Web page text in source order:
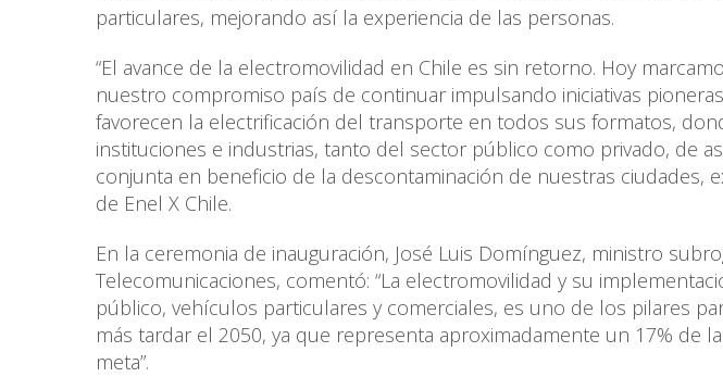
particulares, mejorando así la experiencia de las personas.
“El avance de la electromovilidad en Chile es sin retorno. Hoy
nuestro compromiso país de continuar impulsando iniciativas
favorecen la electrificación del transporte en todos sus formatos,
instituciones e industrias, tanto del sector público como privado, de
conjunta en beneficio de la descontaminación de nuestras ciudades,
de Enel X Chile.
En la ceremonia de inauguración, José Luis Domínguez, ministro
Telecomunicaciones, comentó: “La electromovilidad y su
público, vehículos particulares y comerciales, es uno de los pilares
más tardar el 2050, ya que representa aproximadamente un 17% de
meta”.